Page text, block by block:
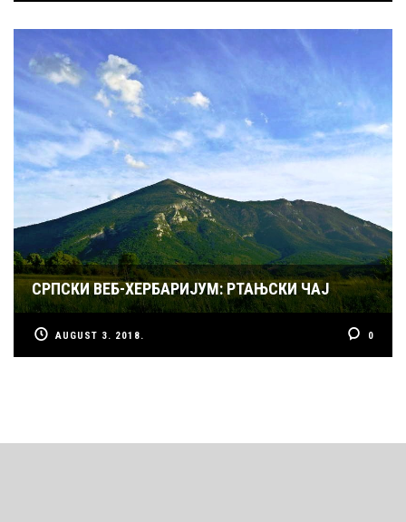
СРПСКИ ВЕБ-ХЕРБАРИЈУМ: РТАЊСКИ ЧАЈ
AUGUST 3. 2018. 0